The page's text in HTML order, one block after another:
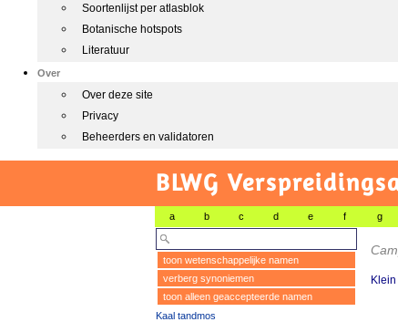
Soortenlijst per atlasblok
Botanische hotspots
Literatuur
Over
Over deze site
Privacy
Beheerders en validatoren
BLWG
a b c d e f g
toon wetenschappelijke namen
verberg synoniemen
toon alleen geaccepteerde namen
Kaal tandmos